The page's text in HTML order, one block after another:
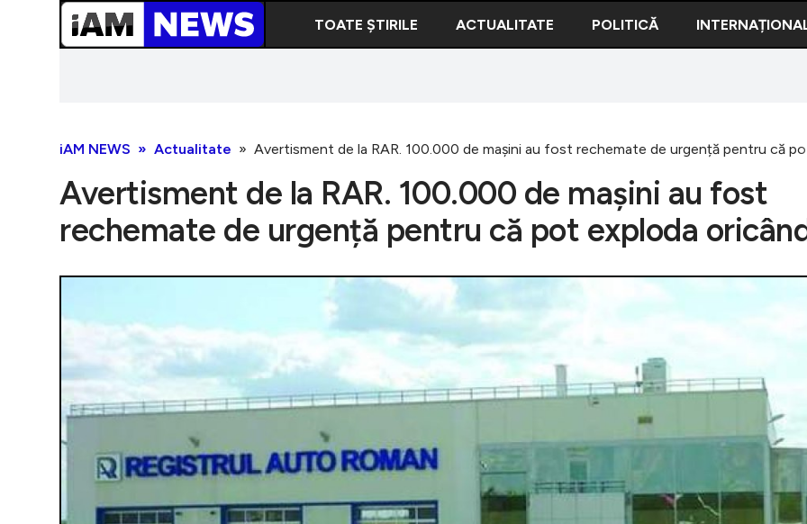
TOATE ȘTIRILE ACTUALITATE POLITICĂ
iAM NEWS Actualitate Avertisment de la RAR. 100.000 de mașini au fost rechemate de urgență pentru că
Avertisment de la RAR. 100.000 de mașini au fost
rechemate de urgență pentru că pot exploda